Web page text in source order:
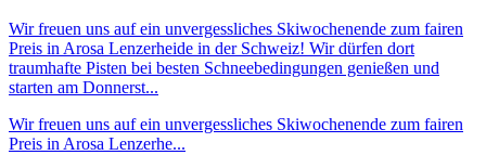
Wir freuen uns auf ein unvergessliches Skiwochenende zum fairen
Preis in Arosa Lenzerheide in der Schweiz! Wir dürfen dort
traumhafte Pisten bei besten Schneebedingungen genießen und
starten am Donnerst...
Wir freuen uns auf ein unvergessliches Skiwochenende zum fairen
Preis in Arosa Lenzerhe...